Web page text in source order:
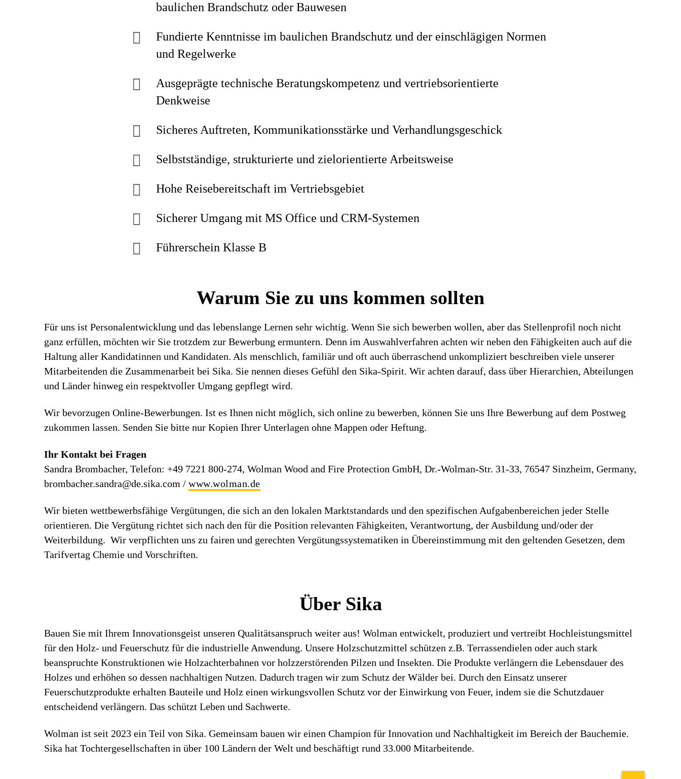
baulichen Brandschutz oder Bauwesen
Fundierte Kenntnisse im baulichen Brandschutz und der einschlägigen Normen
und Regelwerke
Ausgeprägte technische Beratungskompetenz und vertriebsorientierte
Denkweise
Sicheres Auftreten, Kommunikationsstärke und Verhandlungsgeschick
Selbstständige, strukturierte und zielorientierte Arbeitsweise
Hohe Reisebereitschaft im Vertriebsgebiet
Sicherer Umgang mit MS Office und CRM‑Systemen
Führerschein Klasse B
Warum Sie zu uns kommen sollten
Für uns ist Personalentwicklung und das lebenslange Lernen sehr wichtig. Wenn Sie sich bewerben wollen, aber das Stellenprofil noch nicht
ganz erfüllen, möchten wir Sie trotzdem zur Bewerbung ermuntern. Denn im Auswahlverfahren achten wir neben den Fähigkeiten auch auf die
Haltung aller Kandidatinnen und Kandidaten. Als menschlich, familiär und oft auch überraschend unkompliziert beschreiben viele unserer
Mitarbeitenden die Zusammenarbeit bei Sika. Sie nennen dieses Gefühl den Sika-Spirit. Wir achten darauf, dass über Hierarchien, Abteilungen
und Länder hinweg ein respektvoller Umgang gepflegt wird.
Wir bevorzugen Online-Bewerbungen. Ist es Ihnen nicht möglich, sich online zu bewerben, können Sie uns Ihre Bewerbung auf dem Postweg
zukommen lassen. Senden Sie bitte nur Kopien Ihrer Unterlagen ohne Mappen oder Heftung.
Ihr Kontakt bei Fragen
Sandra Brombacher, Telefon: +49 7221 800-274, Wolman Wood and Fire Protection GmbH, Dr.-Wolman-Str. 31-33, 76547 Sinzheim, Germany,
brombacher.sandra@de.sika.com / www.wolman.de
Wir bieten wettbewerbsfähige Vergütungen, die sich an den lokalen Marktstandards und den spezifischen Aufgabenbereichen jeder Stelle
orientieren. Die Vergütung richtet sich nach den für die Position relevanten Fähigkeiten, Verantwortung, der Ausbildung und/oder der
Weiterbildung. Wir verpflichten uns zu fairen und gerechten Vergütungssystematiken in Übereinstimmung mit den geltenden Gesetzen, dem
Tarifvertag Chemie und Vorschriften.
Über Sika
Bauen Sie mit Ihrem Innovationsgeist unseren Qualitätsanspruch weiter aus! Wolman entwickelt, produziert und vertreibt Hochleistungsmittel
für den Holz- und Feuerschutz für die industrielle Anwendung. Unsere Holzschutzmittel schützen z.B. Terrassendielen oder auch stark
beanspruchte Konstruktionen wie Holzachterbahnen vor holzzerstörenden Pilzen und Insekten. Die Produkte verlängern die Lebensdauer des
Holzes und erhöhen so dessen nachhaltigen Nutzen. Dadurch tragen wir zum Schutz der Wälder bei. Durch den Einsatz unserer
Feuerschutzprodukte erhalten Bauteile und Holz einen wirkungsvollen Schutz vor der Einwirkung von Feuer, indem sie die Schutzdauer
entscheidend verlängern. Das schützt Leben und Sachwerte.
Wolman ist seit 2023 ein Teil von Sika. Gemeinsam bauen wir einen Champion für Innovation und Nachhaltigkeit im Bereich der Bauchemie.
Sika hat Tochtergesellschaften in über 100 Ländern der Welt und beschäftigt rund 33.000 Mitarbeitende.